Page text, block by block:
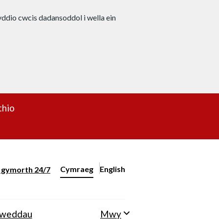
cwcis dadansoddol i wella ein
gymorth 24/7
Newid iaith y wefan
Cymraeg English
– Change the language to English
Mwy